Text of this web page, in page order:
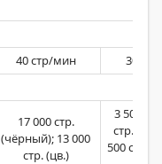
40 стр/мин
30
17 000 стр.
(чёрный); 13 000
стр. (цв.)
3 500
стр.
500 стр.,